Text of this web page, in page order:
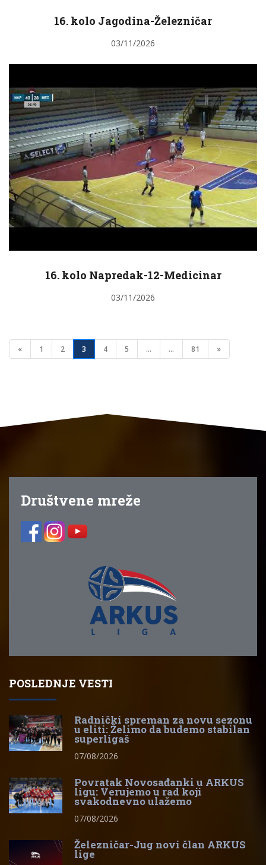
16. kolo Jagodina-Železničar
03/11/2026
16. kolo Napredak-12-Medicinar
03/11/2026
« 1 2 3 4 5 ... ... 81 »
Društvene mreže
POSLEDNJE VESTI
Radnički spreman za novu sezonu
u eliti: Želimo da budemo stabilan
superligaš
07/08/2026
Povratak Novosađanki u ARKUS
ligu: Verujemo u rad koji
svakodnevno ulažemo
07/08/2026
Železničar-Jug novi član ARKUS
lige